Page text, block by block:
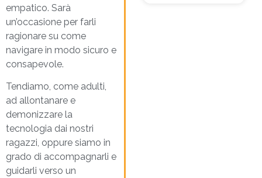
empatico. Sarà
un’occasione per farli
ragionare su come
navigare in modo sicuro e
consapevole.
Tendiamo, come adulti,
ad allontanare e
demonizzare la
tecnologia dai nostri
ragazzi, oppure siamo in
grado di accompagnarli e
guidarli verso un